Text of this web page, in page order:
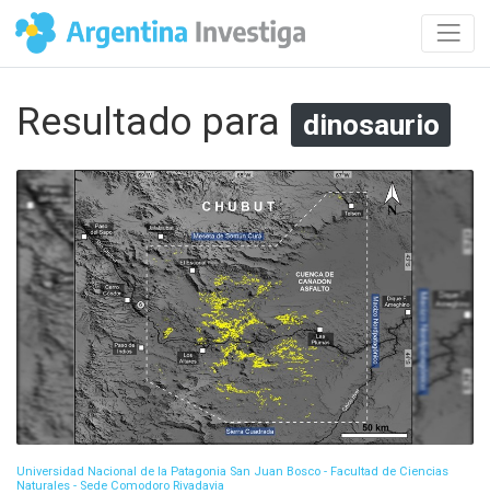
Resultado para dinosaurio
Universidad Nacional de la Patagonia San Juan Bosco - Facultad de Ciencias
Naturales - Sede Comodoro Rivadavia